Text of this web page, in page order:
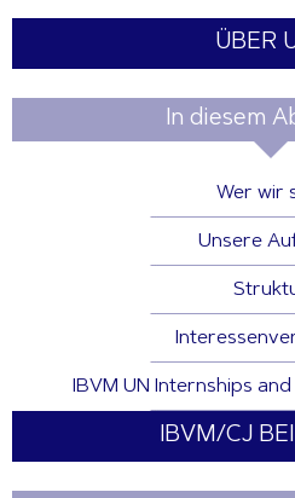
ÜBER
In diesem
Wer wir
Unsere
IBVM UN Internships
IBVM/CJ